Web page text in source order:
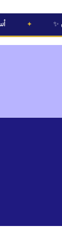
💰 أسعار خاصة